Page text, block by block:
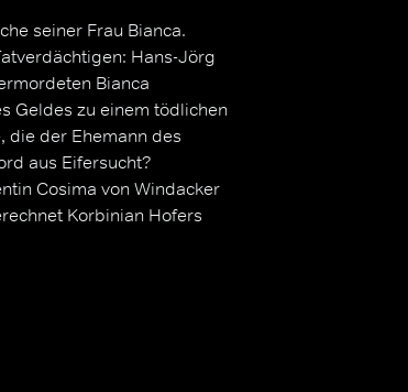
seiner Frau Bianca.
Hans-Jörg
Bianca
Geldes zu einem tödlichen
die der Ehemann des
aus Eifersucht?
Cosima von Windacker
Korbinian Hofers